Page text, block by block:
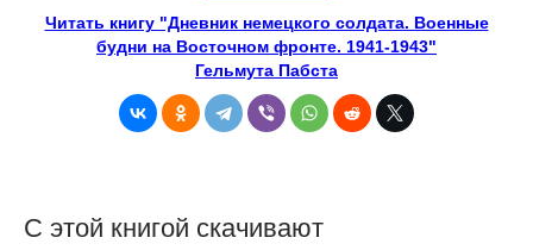
Читать книгу "Дневник немецкого солдата. Военные
будни на Восточном фронте. 1941-1943"
Гельмута Пабста
С этой книгой скачивают